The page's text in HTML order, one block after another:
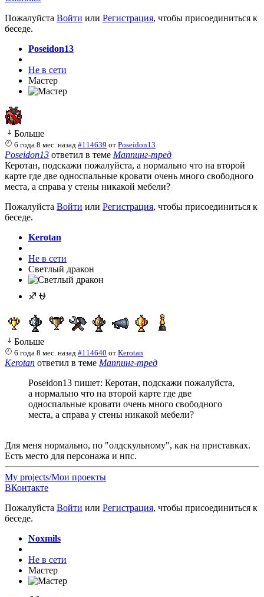
Пожалуйста Войти или Регистрация, чтобы присоединиться к
беседе.
Poseidon13
Не в сети
Мастер
Больше
6 года 8 мес. назад #114639 отPoseidon13
Poseidon13 ответил в теме Маппинг-тред
Керотан, подскажи пожалуйста, а нормально что на второй
карте где две односпальные кровати очень много свободного
места, а справа у стены никакой мебели?
Пожалуйста Войти или Регистрация, чтобы присоединиться к
беседе.
Kerotan
Не в сети
Светлый дракон
♐ ⛎
Больше
6 года 8 мес. назад #114640 отKerotan
Kerotan ответил в теме Маппинг-тред
Poseidon13 пишет: Керотан, подскажи пожалуйста,
а нормально что на второй карте где две
односпальные кровати очень много свободного
места, а справа у стены никакой мебели?
Для меня нормально, по "олдскульному", как на приставках.
Есть место для персонажа и нпс.
My projects/Мои проекты
ВКонтакте
Пожалуйста Войти или Регистрация, чтобы присоединиться к
беседе.
Noxmils
Не в сети
Мастер